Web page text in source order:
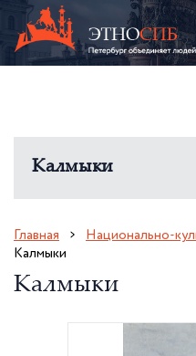
Калмыки
Главная
Национально-
Калмыки
Калмыки